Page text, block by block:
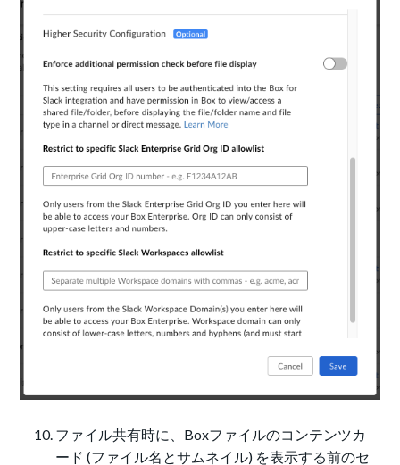
ファイル共有時に、Boxファイルのコンテンツカ
ード (ファイル名とサムネイル) を表示する前のセ